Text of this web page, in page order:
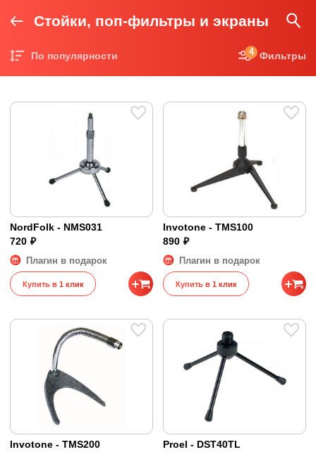
Стойки, поп-фильтры и экраны
По популярности Фильтры
4
NordFolk - NMS031
720 ₽
Плагин в подарок
Купить в 1 клик
Invotone - TMS100
890 ₽
Плагин в подарок
Купить в 1 клик
Invotone - TMS200
Proel - DST40TL